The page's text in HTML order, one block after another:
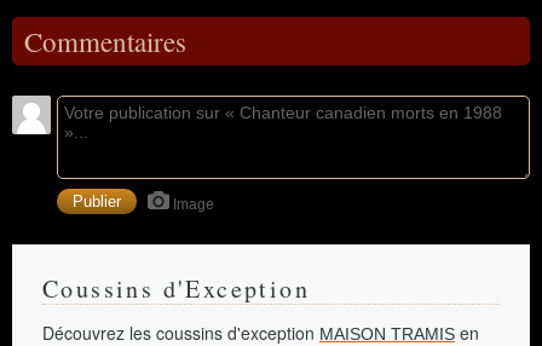
Commentaires
Image
Coussins d'Exception
Découvrez les coussins d'exception MAISON TRAMIS en